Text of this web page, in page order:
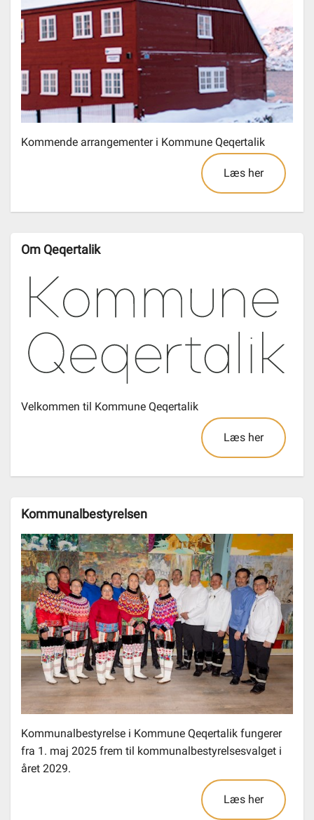
Kommende arrangementer i Kommune Qeqertalik
Læs her
Om Qeqertalik
Velkommen til Kommune Qeqertalik
Læs her
Kommunalbestyrelsen
Kommunalbestyrelse i Kommune Qeqertalik fungerer
fra 1. maj 2025 frem til kommunalbestyrelsesvalget i
året 2029.
Læs her